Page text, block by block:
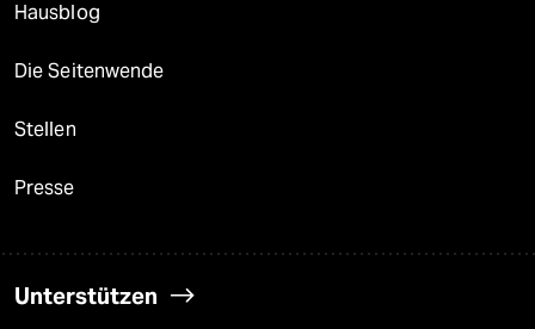
Hausblog
Die Seitenwende
Stellen
Presse
Unterstützen